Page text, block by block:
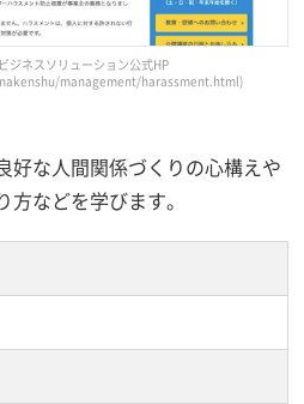
ジネスソリューション公式HP
management/harassment.html)
好な人間関係づくりの心構えや
などを学びます。